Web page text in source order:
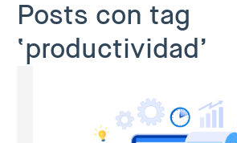
Posts con tag
‘productividad’